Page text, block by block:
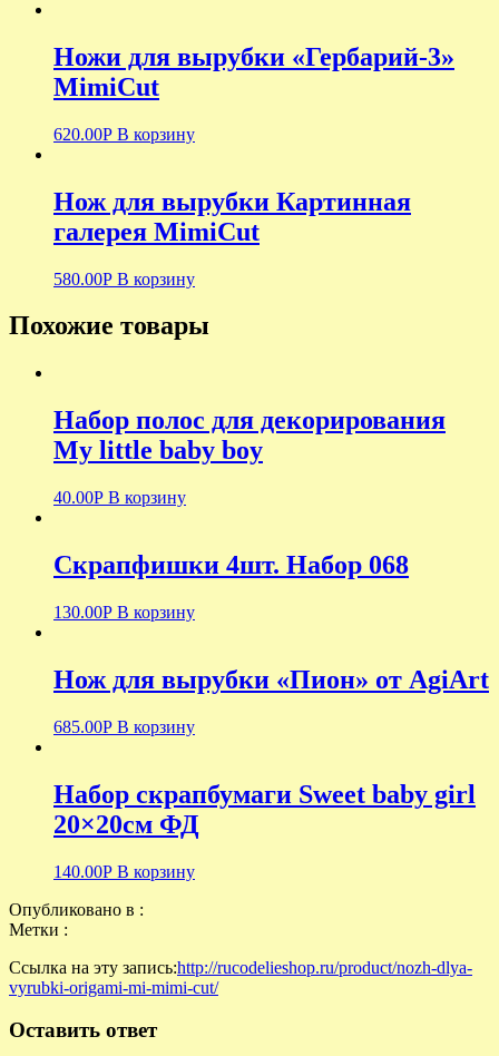
Ножи для вырубки «Гербарий-3»
MimiCut
620.00Р В корзину
Нож для вырубки Картинная
галерея MimiCut
580.00Р В корзину
Похожие товары
Набор полос для декорирования
My little baby boy
40.00Р В корзину
Скрапфишки 4шт. Набор 068
130.00Р В корзину
Нож для вырубки «Пион» от AgiArt
685.00Р В корзину
Набор скрапбумаги Sweet baby girl
20×20см ФД
140.00Р В корзину
Опубликовано в :
Метки :
Ссылка на эту запись:http://rucodelieshop.ru/product/nozh-dlya-
vyrubki-origami-mi-mimi-cut/
Оставить ответ